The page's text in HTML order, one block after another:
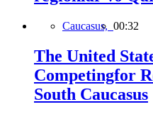
Caucasus, 00:32
The United
Competingfor
South Caucasus